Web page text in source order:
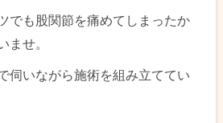
でも股関節を痛めてしまったか
ませ。
伺いながら施術を組み立ててい